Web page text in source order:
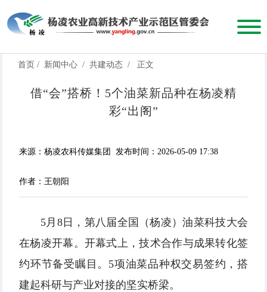
首页 / 新闻中心 / 共建动态 / 正文
借“会”搭桥！5个油菜新品种在杨凌精
彩“出阁”
来源：杨凌农科传媒集团 发布时间：2026-05-09 17:38
作者：王朝阳
5月8日，第八届全国（杨凌）油菜科技大会
在杨凌开幕。开幕式上，技术合作与成果转化签
约环节备受瞩目。5项油菜品种权交易签约，搭
建起科研与产业对接的坚实桥梁。